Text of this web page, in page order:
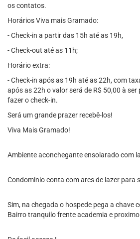
os contatos.
Horários Viva mais Gramado:
- Check-in a partir das 15h até as 19h,
- Check-out até as 11h;
Horário extra:
- Check-in após as 19h até as 22h, com
após as 22h o valor será de R$ 50,00 à ser
fazer o check-in.
Será um grande prazer recebê-los!
Viva Mais Gramado!
Ambiente aconchegante ensolarado com
Condominio conta com ares de lazer para
Sim, na chegada o hospede pega a chave
Bairro tranquilo frente academia e